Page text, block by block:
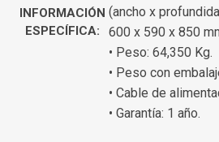
INFORMACIÓN
ESPECÍFICA:
(ancho x
600 x 590 x 850
• Peso: 64,350 Kg.
• Peso con
• Cable de
• Garantía: 1 año.